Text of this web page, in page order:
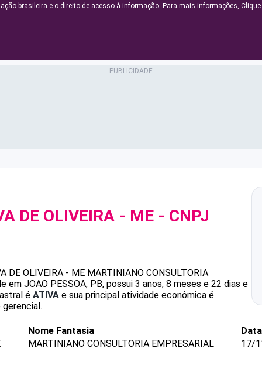
brasileira e o direito de acesso à informação. Para mais informações,
DE OLIVEIRA - ME - CNPJ
DE OLIVEIRA - ME MARTINIANO CONSULTORIA
em JOAO PESSOA, PB, possui 3 anos, 8 meses e 22 dias e
é ATIVA e sua principal atividade econômica é
Nome Fantasia
MARTINIANO CONSULTORIA EMPRESARIAL
17/